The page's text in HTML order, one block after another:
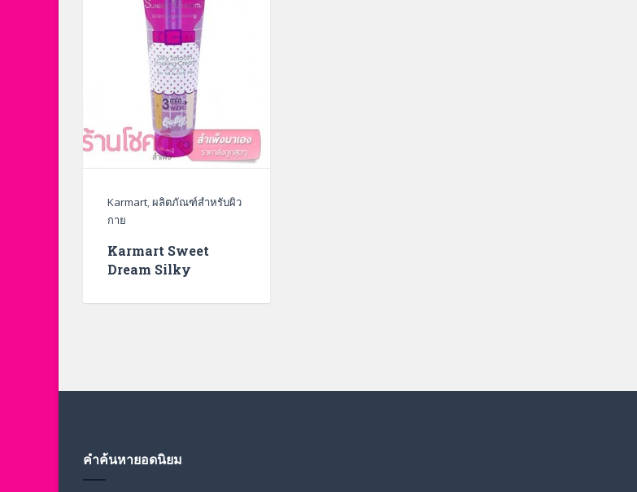
Karmart,ผลิตภัณฑ์สำหรับผิว
กาย
Karmart Sweet
Dream Silky
Cream ครีมถุงน่อง
คำค้นหายอดนิยม